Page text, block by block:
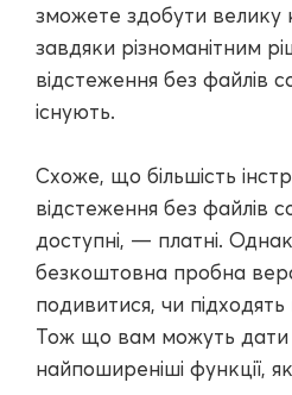
зможете здобути велику
завдяки різноманітним
відстеження без файлів
існують.
Схоже, що більшість
відстеження без файлів
доступні, — платні.
безкоштовна пробна
подивитися, чи підходять
Тож що вам можуть дати
найпоширеніші функції,